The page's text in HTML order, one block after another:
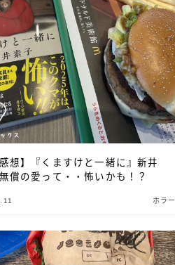
感想】『くますけと一緒に』新井
償の愛って・・怖いかも！？
ホラー